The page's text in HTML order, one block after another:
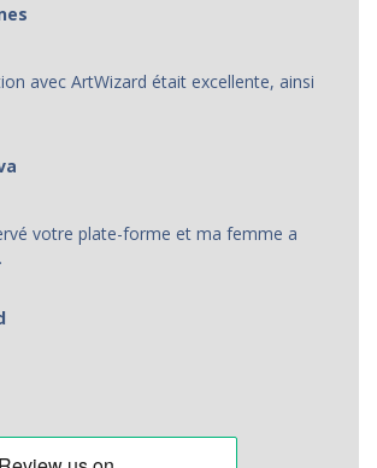
avec ArtWizard était excellente, ainsi
votre plate-forme et ma femme a